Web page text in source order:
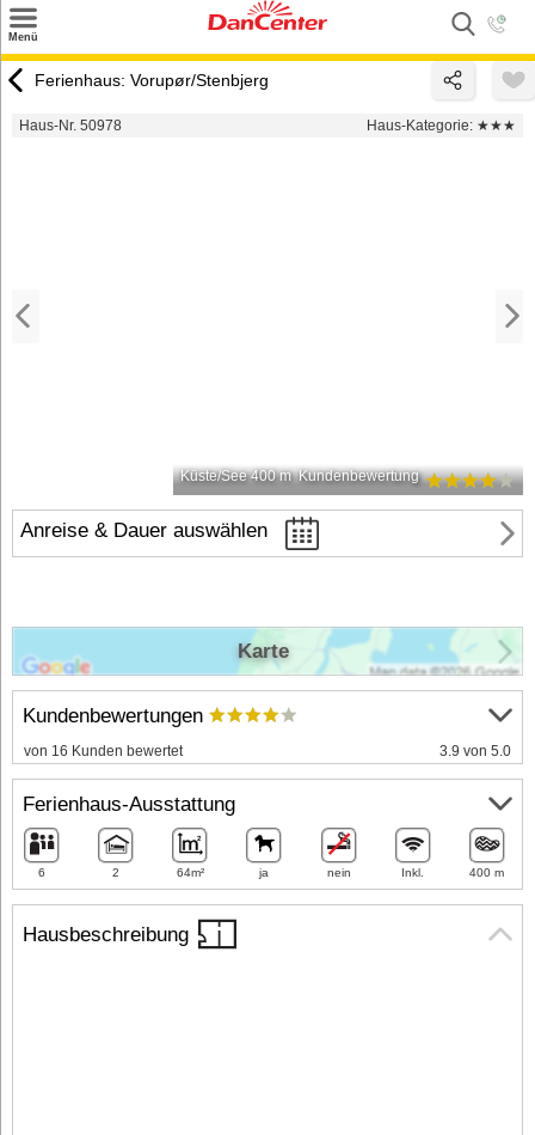
Menü
Urlaubsziele
Ferienhaus: Vorupør/Stenbjerg
Haus-Nr. 50978 Haus-Kategorie: ★★★
Küste/See 400 m Kundenbewertung
Anreise & Dauer auswählen
Hausbeschreibung
Kundenbewertungen
von 16 Kunden bewertet 3.9 von 5.0
Ferienhaus-Ausstattung
6 2 64m² ja nein Inkl. 400 m
Karte